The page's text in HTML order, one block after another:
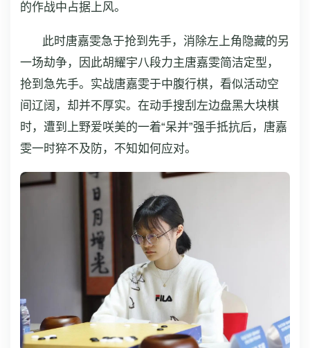
的作战中占据上风。
此时唐嘉雯急于抢到先手，消除左上角隐藏的另
一场劫争，因此胡耀宇八段力主唐嘉雯简洁定型，
抢到急先手。实战唐嘉雯于中腹行棋，看似活动空
间辽阔，却并不厚实。在动手搜刮左边盘黑大块棋
时，遭到上野爱咲美的一着“呆并”强手抵抗后，唐嘉
雯一时猝不及防，不知如何应对。